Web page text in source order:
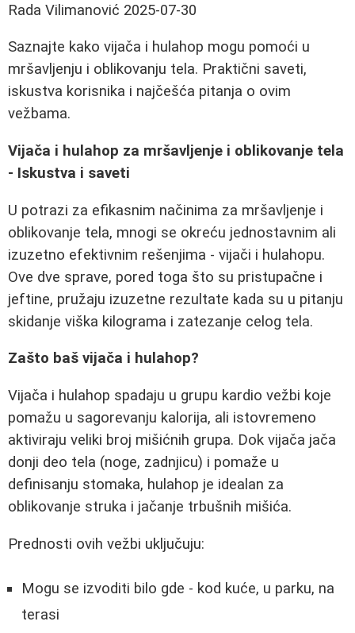
Rada Vilimanović 2025-07-30
Saznajte kako vijača i hulahop mogu pomoći u
mršavljenju i oblikovanju tela. Praktični saveti,
iskustva korisnika i najčešća pitanja o ovim
vežbama.
Vijača i hulahop za mršavljenje i oblikovanje tela
- Iskustva i saveti
U potrazi za efikasnim načinima za mršavljenje i
oblikovanje tela, mnogi se okreću jednostavnim ali
izuzetno efektivnim rešenjima - vijači i hulahopu.
Ove dve sprave, pored toga što su pristupačne i
jeftine, pružaju izuzetne rezultate kada su u pitanju
skidanje viška kilograma i zatezanje celog tela.
Zašto baš vijača i hulahop?
Vijača i hulahop spadaju u grupu kardio vežbi koje
pomažu u sagorevanju kalorija, ali istovremeno
aktiviraju veliki broj mišićnih grupa. Dok vijača jača
donji deo tela (noge, zadnjicu) i pomaže u
definisanju stomaka, hulahop je idealan za
oblikovanje struka i jačanje trbušnih mišića.
Prednosti ovih vežbi uključuju:
Mogu se izvoditi bilo gde - kod kuće, u parku, na
terasi